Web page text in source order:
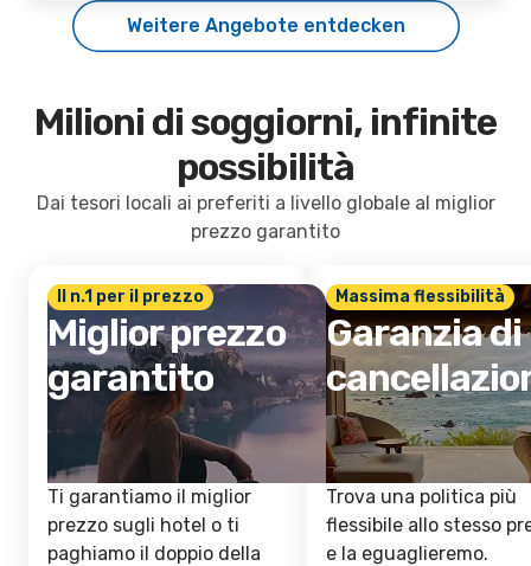
Weitere Angebote entdecken
Milioni di soggiorni, infinite
possibilità
Dai tesori locali ai preferiti a livello globale al miglior
prezzo garantito
Il n.1 per il prezzo
Miglior prezzo
garantito
Ti garantiamo il miglior
prezzo sugli hotel o ti
paghiamo il doppio della
Massima flessibilità
Garanzia di
Trova una politica più
flessibile allo stesso
e la eguaglieremo.